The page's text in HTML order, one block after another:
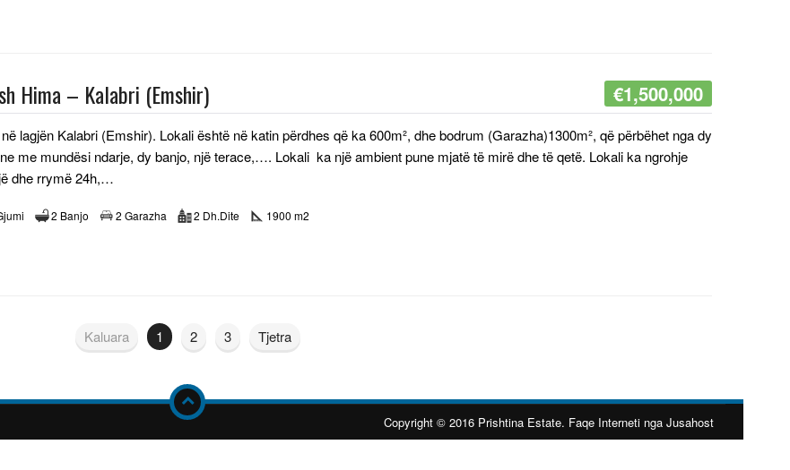
Hima – Kalabri (Emshir) €1,500,000
lagjën Kalabri (Emshir). Lokali është në katin përdhes që ka 600m², dhe bodrum (Garazha)1300m², që përbëhet nga dy
me mundësi ndarje, dy banjo, një terace,…. Lokali ka një ambient pune mjatë të mirë dhe të qetë. Lokali ka ngrohje
dhe rrymë 24h,…
2 Banjo 2 Garazha 2 Dh.Dite 1900 m2
Kaluara 1 2 3 Tjetra
Copyright © 2016 Prishtina Estate. Faqe Interneti nga Jusahost